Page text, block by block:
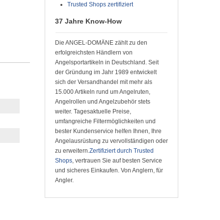
Trusted Shops zertifiziert
37 Jahre Know-How
Die ANGEL-DOMÄNE zählt zu den
erfolgreichsten Händlern von
Angelsportartikeln in Deutschland. Seit
der Gründung im Jahr 1989 entwickelt
sich der Versandhandel mit mehr als
15.000 Artikeln rund um Angelruten,
Angelrollen und Angelzubehör stets
weiter. Tagesaktuelle Preise,
umfangreiche Filtermöglichkeiten und
bester Kundenservice helfen Ihnen, Ihre
Angelausrüstung zu vervollständigen oder
zu erweitern.Zertifiziert durch Trusted
Shops, vertrauen Sie auf besten Service
und sicheres Einkaufen. Von Anglern, für
Angler.